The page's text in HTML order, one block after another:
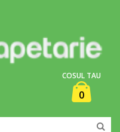
COSUL TAU
0